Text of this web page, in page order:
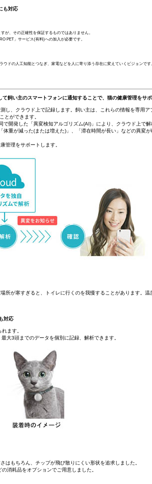
も対応
が、その正確性を保証するものではありません。
PET」サービス(有料)への加入が必要です。
ドの人工知能とつなぎ、家電などを人に寄り添う存在に変えていくビジョンです
飼い主のスマートフォンに通知することで、猫の健康管理をサポ
し、クラウド上で記録します。飼い主は、これらの情報を専用ア
とができます。
開発した「異変検知アルゴリズム(AI)」により、クラウド上で解
重が減った(または増えた)」、「滞在時間が長い」などの異変が
管理をサポートします。
所が寒すぎると、トイレに行くのを我慢することがあります。温
対応
ます。
大3頭までのデータを個別に記録、解析できます。
はもちろん、チップが飛び散りにくい形状を追求しました。
消耗品をオプションでご用意しました。